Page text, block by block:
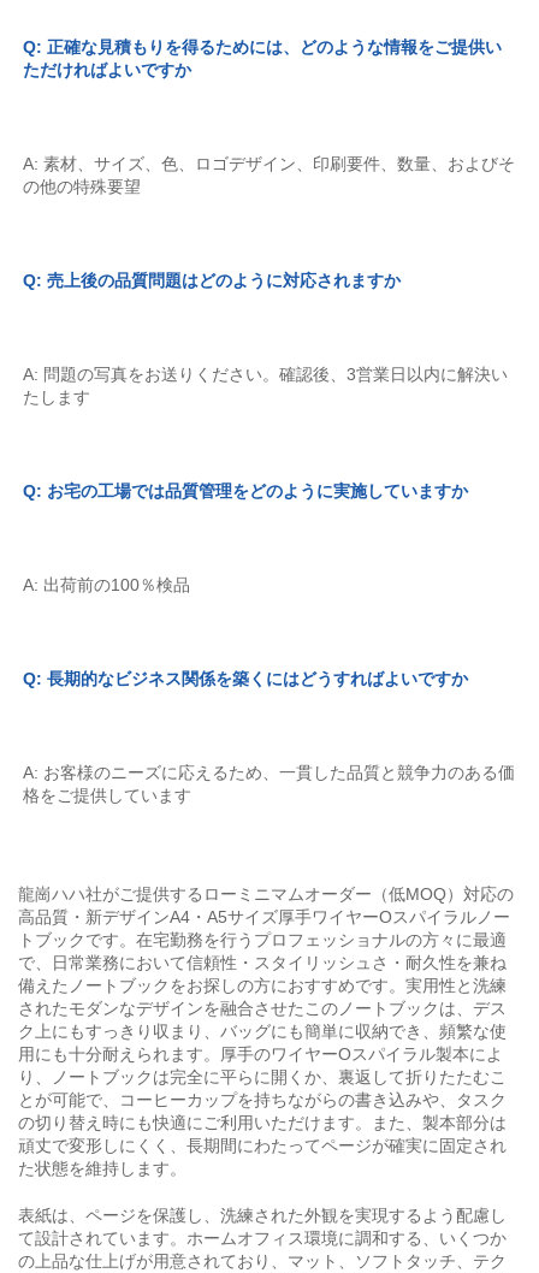
Q: 正確な見積もりを得るためには、どのような情報をご提供い
ただければよいですか
A: 素材、サイズ、色、ロゴデザイン、印刷要件、数量、およびそ
の他の特殊要望
Q: 売上後の品質問題はどのように対応されますか
A: 問題の写真をお送りください。確認後、3営業日以内に解決い
たします
Q: お宅の工場では品質管理をどのように実施していますか
A: 出荷前の100％検品
Q: 長期的なビジネス関係を築くにはどうすればよいですか
A: お客様のニーズに応えるため、一貫した品質と競争力のある価
格をご提供しています
龍崗ハハ社がご提供するローミニマムオーダー（低MOQ）対応の
高品質・新デザインA4・A5サイズ厚手ワイヤーOスパイラルノー
トブックです。在宅勤務を行うプロフェッショナルの方々に最適
で、日常業務において信頼性・スタイリッシュさ・耐久性を兼ね
備えたノートブックをお探しの方におすすめです。実用性と洗練
されたモダンなデザインを融合させたこのノートブックは、デス
ク上にもすっきり収まり、バッグにも簡単に収納でき、頻繁な使
用にも十分耐えられます。厚手のワイヤーOスパイラル製本によ
り、ノートブックは完全に平らに開くか、裏返して折りたたむこ
とが可能で、コーヒーカップを持ちながらの書き込みや、タスク
の切り替え時にも快適にご利用いただけます。また、製本部分は
頑丈で変形しにくく、長期間にわたってページが確実に固定され
た状態を維持します。
表紙は、ページを保護し、洗練された外観を実現するよう配慮し
て設計されています。ホームオフィス環境に調和する、いくつか
の上品な仕上げが用意されており、マット、ソフトタッチ、テク